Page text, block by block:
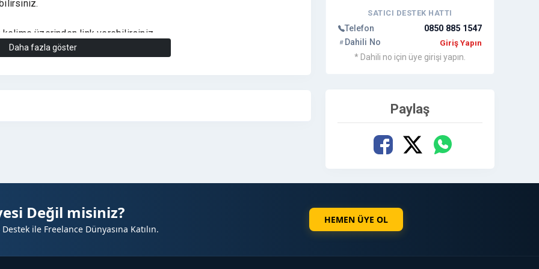
üzerinden link verebilirsiniz.
Daha fazla göster
SATICI DESTEK HATTI
Telefon
0850 885 1547
Dahili No
Giriş Yapın
* Dahili no için üye girişi yapın.
Paylaş
Değil misiniz?
ile Freelance Dünyasına Katılın.
HEMEN ÜYE OL